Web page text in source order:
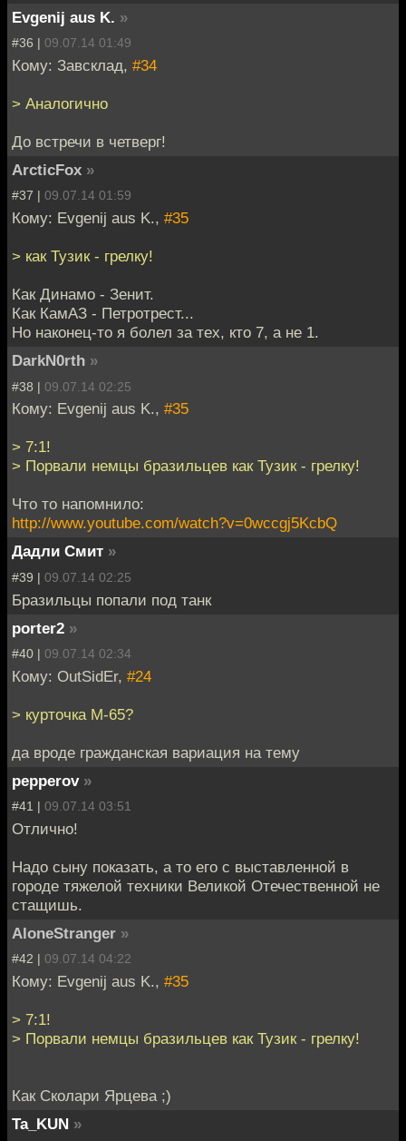
Evgenij aus K. »
#36 | 09.07.14 01:49
Кому: Завсклад, #34
> Аналогично
До встречи в четверг!
ArcticFox »
#37 | 09.07.14 01:59
Кому: Evgenij aus K., #35
> как Тузик - грелку!
Как Динамо - Зенит.
Как КамАЗ - Петротрест...
Но наконец-то я болел за тех, кто 7, а не 1.
DarkN0rth »
#38 | 09.07.14 02:25
Кому: Evgenij aus K., #35
> 7:1!
> Порвали немцы бразильцев как Тузик - грелку!
Что то напомнило:
http://www.youtube.com/watch?v=0wccgj5KcbQ
Дадли Смит »
#39 | 09.07.14 02:25
Бразильцы попали под танк
porter2 »
#40 | 09.07.14 02:34
Кому: OutSidEr, #24
> курточка M-65?
да вроде гражданская вариация на тему
pepperov »
#41 | 09.07.14 03:51
Отлично!
Надо сыну показать, а то его с выставленной в
городе тяжелой техники Великой Отечественной не
стащишь.
AloneStranger »
#42 | 09.07.14 04:22
Кому: Evgenij aus K., #35
> 7:1!
> Порвали немцы бразильцев как Тузик - грелку!
Как Сколари Ярцева ;)
Ta_KUN »